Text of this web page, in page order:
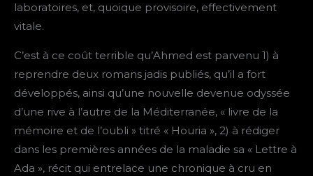
laboratoires, et, quoique provisoire, effectivement
vitale.
C’est à ce coût terrible qu’Ahmed est parvenu 1) à
reprendre deux romans jadis publiés, qu’il a fort
développés, ainsi qu’une nouvelle devenue odyssée
d’une rive à l’autre de la Méditerranée, « livre de la
mémoire et de l’oubli » titré « Houria », 2) à rédiger
dans les premières années de la maladie sa « Lettre à
Ada », récit qui entrelace une chronique à cru en